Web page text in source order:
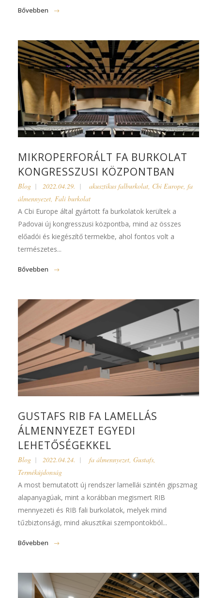
Bővebben
MIKROPERFORÁLT FA BURKOLAT
KONGRESSZUSI KÖZPONTBAN
Blog 2022.04.29. akusztikus falburkolat, Cbi Europe,fa
álmennyezet,Fali burkolat
A Cbi Europe által gyártott fa burkolatok kerültek a
Padovai új kongresszusi központba, mind az összes
előadói és kiegészítő termekbe, ahol fontos volt a
természetes...
Bővebben
GUSTAFS RIB FA LAMELLÁS
ÁLMENNYEZET EGYEDI
LEHETŐSÉGEKKEL
Blog 2022.04.24. fa álmennyezet,Gustafs,
Termékújdonság
A most bemutatott új rendszer lamellái szintén gipszmag
alapanyagúak, mint a korábban megismert RIB
mennyezeti és RIB fali burkolatok, melyek mind
tűzbiztonsági, mind akusztikai szempontokból...
Bővebben